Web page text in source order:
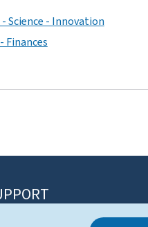
- Science - Innovation
Finances